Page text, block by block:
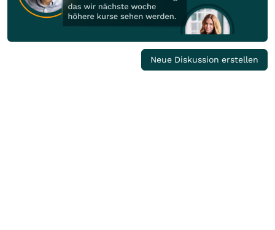
Neue Diskussion erstellen